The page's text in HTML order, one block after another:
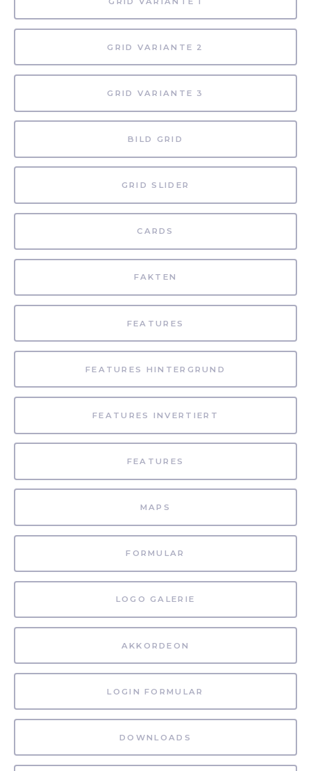
GRID VARIANTE 2
GRID VARIANTE 3
BILD GRID
GRID SLIDER
CARDS
FAKTEN
FEATURES
FEATURES HINTERGRUND
FEATURES INVERTIERT
FEATURES
MAPS
FORMULAR
LOGO GALERIE
AKKORDEON
LOGIN FORMULAR
DOWNLOADS